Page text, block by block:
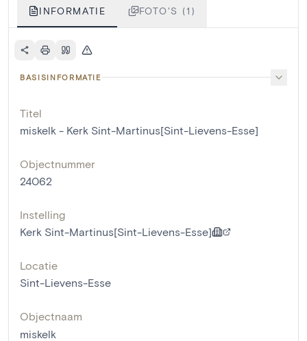
INFORMATIE FOTO'S (1)
BASISINFORMATIE
Titel
miskelk - Kerk Sint-Martinus[Sint-Lievens-Esse]
Objectnummer
24062
Instelling
Kerk Sint-Martinus[Sint-Lievens-Esse]
Locatie
Sint-Lievens-Esse
Objectnaam
miskelk